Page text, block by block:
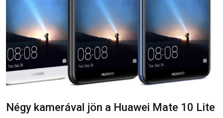
Négy kamerával jön a Huawei Mate 10 Lite